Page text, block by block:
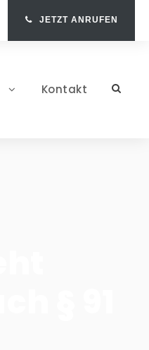
JETZT ANRUFEN
Kontakt